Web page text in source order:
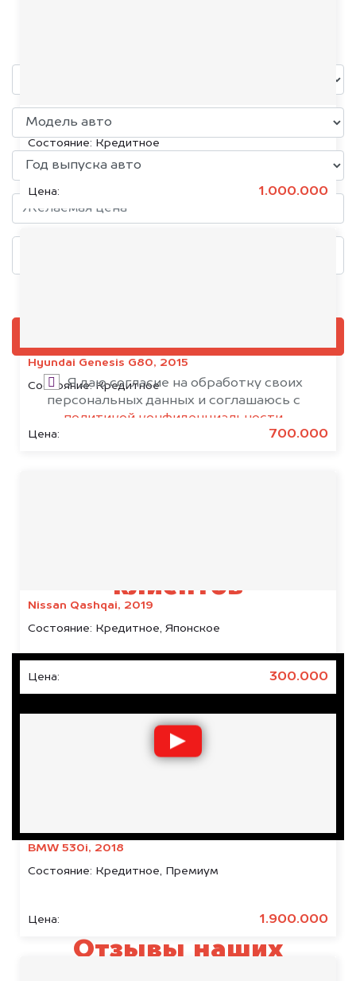
KIA K5, 2020
Состояние: Кредитное
Цена: 1.000.000
Hyundai Genesis G80, 2015
Состояние:Кредитное
Цена: 700.000
Nissan Qashqai, 2019
Состояние: Кредитное, Японское
Цена: 300.000
BMW 530i, 2018
Состояние: Кредитное, Премиум
Цена: 1.900.000
Я даю согласие на обработку своих
персональных данных и соглашаюсь с
политикой конфиденциальности
клиентов
Отзывы наших